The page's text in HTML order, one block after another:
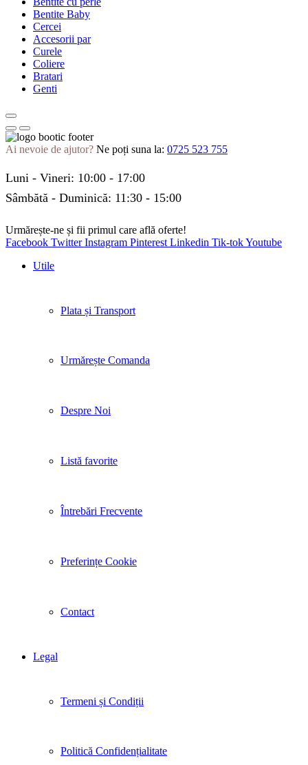
Bentite Baby
Cercei
Accesorii par
Curele
Coliere
Bratari
Genti
Ai nevoie de ajutor? Ne poți suna la: 0725 523 755
Luni - Vineri: 10:00 - 17:00
Sâmbătă - Duminică: 11:30 - 15:00
Urmărește-ne și fii primul care află oferte!
Facebook Twitter Instagram Pinterest Linkedin Tik-tokYoutube
Utile
Plata și Transport
Urmărește Comanda
Despre Noi
Listă favorite
Întrebări Frecvente
Preferințe Cookie
Contact
Legal
Termeni și Condiții
Politică Confidențialitate